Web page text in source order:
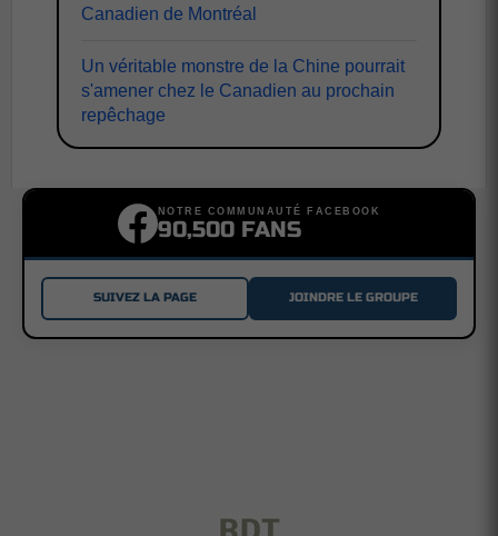
Canadien de Montréal
Un véritable monstre de la Chine pourrait
s'amener chez le Canadien au prochain
repêchage
NOTRE COMMUNAUTÉ FACEBOOK
90,500 FANS
SUIVEZ LA PAGE JOINDRE LE GROUPE